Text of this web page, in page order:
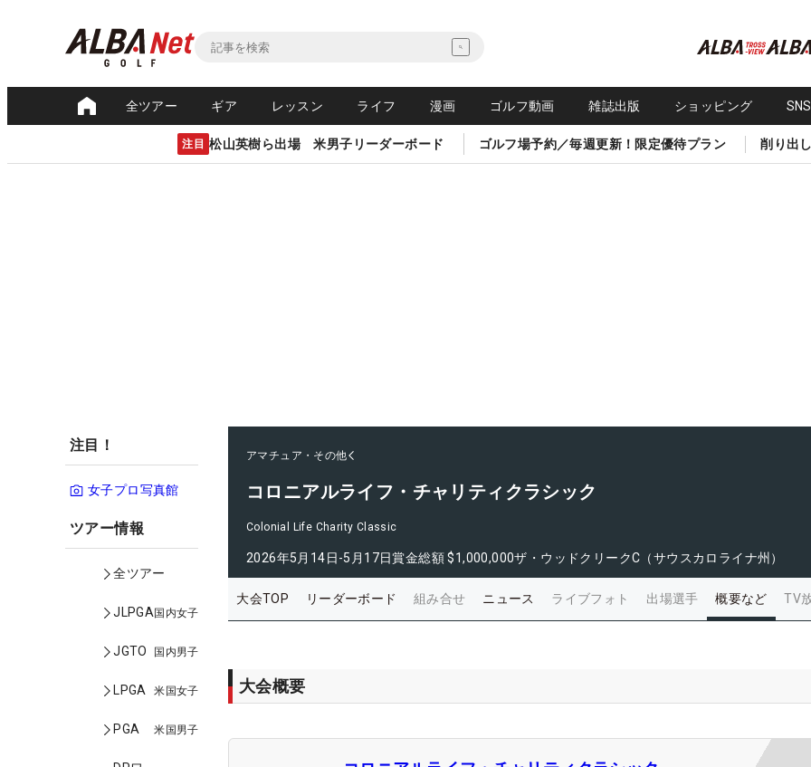
全ツアー ギア レッスン ライフ 漫画 ゴルフ動画 雑誌出版 ショッピング
注目 松山英樹ら出場 米男子リーダーボード ゴルフ場予約／毎週更新！限定優待プラン 削り出
注目！
女子プロ写真館
ツアー情報
全ツアー
JLPGA国内女子
JGTO 国内男子
LPGA 米国女子
PGA 米国男子
アマチュア・その他
コロニアルライフ・チャリティクラシック
Colonial Life Charity Classic
2026年5月14日-5月17日賞金総額 $1,000,000ザ・ウッドクリークC（サウスカロライナ州）
大会TOP リーダーボード 組み合せ ニュース ライブフォト 出場選手 概要など TV
大会概要